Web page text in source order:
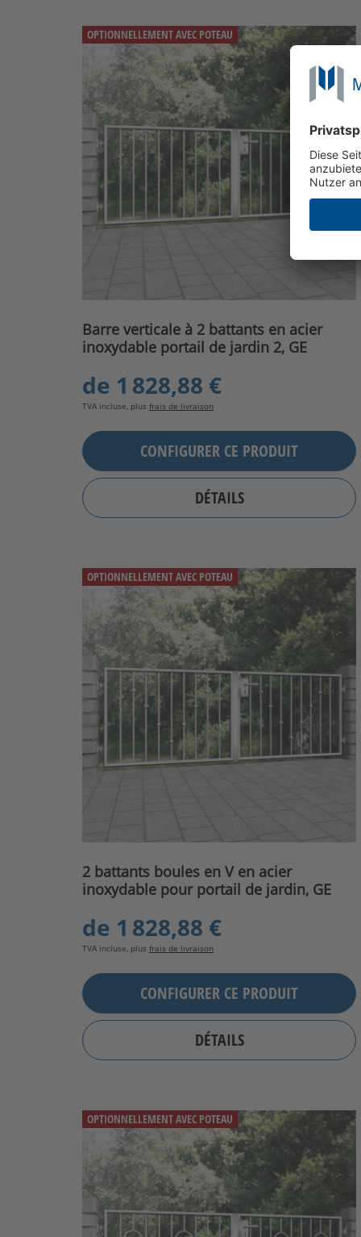
OPTIONNELLEMENT AVEC POTEAU
Barre verticale à 2 battants en acier
inoxydable portail de jardin 2, GE
de 1 828,88 €
TVA incluse, plus frais de livraison
CONFIGURER CE PRODUIT
DÉTAILS
OPTIONNELLEMENT AVEC POTEAU
2 battants boules en V en acier
inoxydable pour portail de jardin, GE
de 1 828,88 €
TVA incluse, plus frais de livraison
CONFIGURER CE PRODUIT
DÉTAILS
OPTIONNELLEMENT AVEC POTEAU